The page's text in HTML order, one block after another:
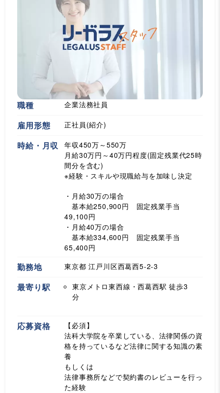
職種 企業法務社員
雇用形態 正社員(紹介)
時給・月収
年収450万～550万
月給30万円～40万円程度(固定残業代25時
間分を含む)
※経験・スキルや現職給与を加味し決定
・月給30万の場合
基本給250,900円 固定残業手当
49,100円
・月給40万の場合
基本給334,600円 固定残業手当
65,400円
勤務地 東京都 江戸川区西葛西5-2-3
最寄り駅 東京メトロ東西線・西葛西駅 徒歩3
分
応募資格
【必須】
法科大学院を卒業している、法律関係の資
格を持っているなど法律に関する知識の素
養
もしくは
法律事務所などで契約書のレビューを行っ
た経験